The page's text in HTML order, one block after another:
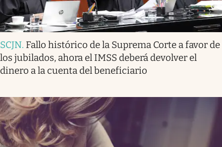
SCJN. Fallo histórico de la Suprema Corte a favor de
los jubilados, ahora el IMSS deberá devolver el
dinero a la cuenta del beneficiario